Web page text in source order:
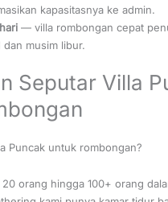
kapasitasnya ke admin.
— villa rombongan cepat
musim libur.
Seputar Villa
Puncak untuk rombongan?
orang hingga 100+ orang